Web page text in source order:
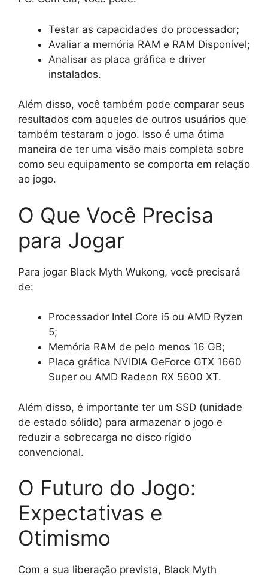
Testar as capacidades do processador;
Avaliar a memória RAM e RAM Disponível;
Analisar as placa gráfica e driver
instalados.
Além disso, você também pode comparar seus
resultados com aqueles de outros usuários que
também testaram o jogo. Isso é uma ótima
maneira de ter uma visão mais completa sobre
como seu equipamento se comporta em relação
ao jogo.
O Que Você Precisa
para Jogar
Para jogar Black Myth Wukong, você precisará
de:
Processador Intel Core i5 ou AMD Ryzen
5;
Memória RAM de pelo menos 16 GB;
Placa gráfica NVIDIA GeForce GTX 1660
Super ou AMD Radeon RX 5600 XT.
Além disso, é importante ter um SSD (unidade
de estado sólido) para armazenar o jogo e
reduzir a sobrecarga no disco rígido
convencional.
O Futuro do Jogo:
Expectativas e
Otimismo
Com a sua liberação prevista, Black Myth